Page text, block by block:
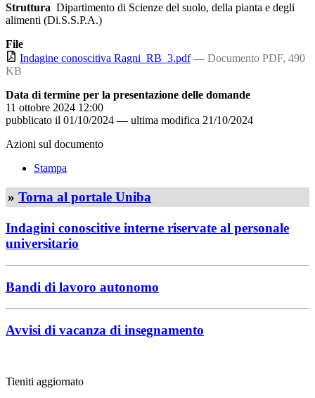
Struttura Dipartimento di Scienze del suolo, della pianta e degli
alimenti (Di.S.S.P.A.)
File
Indagine conoscitiva Ragni_RB_3.pdf — Documento PDF, 490
KB
Data di termine per la presentazione delle domande
11 ottobre 2024 12:00
pubblicato il 01/10/2024 — ultima modifica 21/10/2024
Azioni sul documento
Stampa
» Torna al portale Uniba
Indagini conoscitive interne riservate al personale
universitario
Bandi di lavoro autonomo
Avvisi di vacanza di insegnamento
Tieniti aggiornato